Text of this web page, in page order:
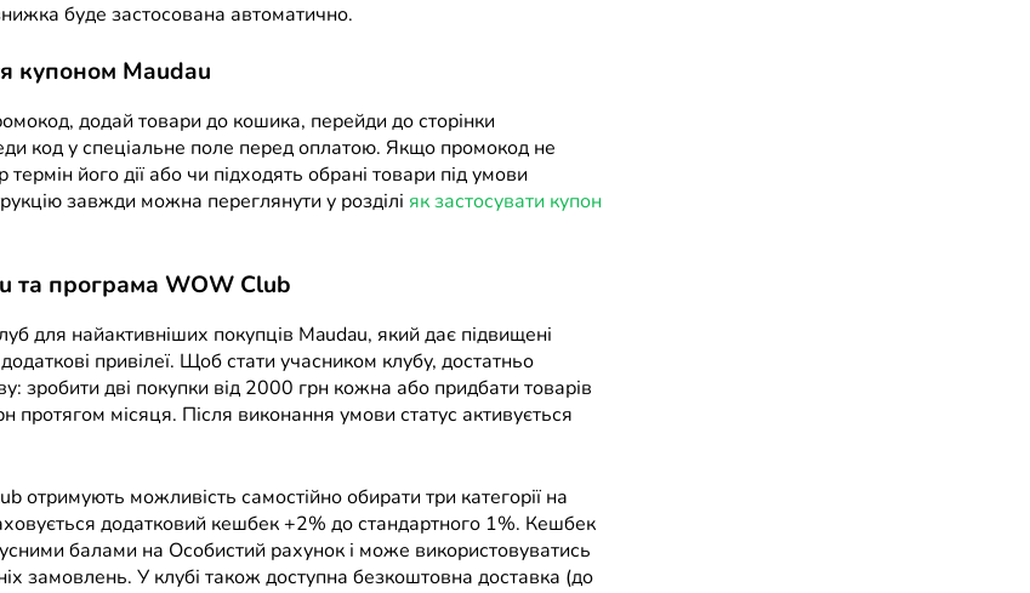
буде застосована автоматично.
купоном Maudau
додай товари до кошика, перейди до сторінки
код у спеціальне поле перед оплатою. Якщо промокод не
його дії або чи підходять обрані товари під умови
завжди можна переглянути у розділі як застосувати купон
та програма WOW Club
для найактивніших покупців Maudau, який дає підвищені
привілеї. Щоб стати учасником клубу, достатньо
зробити дві покупки від 2000 грн кожна або придбати товарів
протягом місяця. Після виконання умови статус активується
отримують можливість самостійно обирати три категорії на
додатковий кешбек +2% до стандартного 1%. Кешбек
балами на Особистий рахунок і може використовуватись
замовлень. У клубі також доступна безкоштовна доставка (до